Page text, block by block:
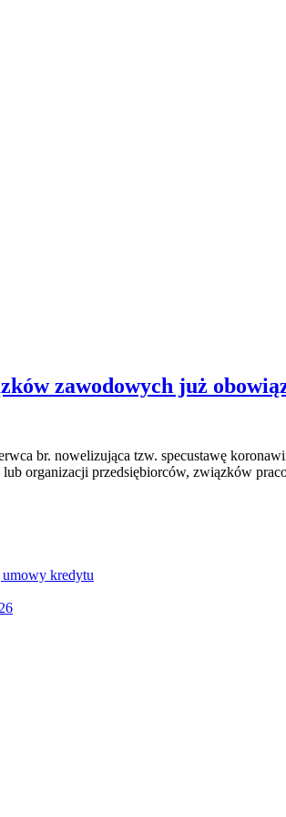
zawodowych już
br. nowelizująca tzw. specustawę
przedsiębiorców, związków
umowy kredytu